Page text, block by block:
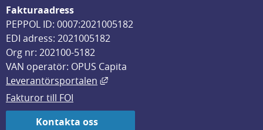
Fakturaadress
PEPPOL ID: 0007:2021005182
EDI adress: 2021005182
Org nr: 202100-5182
VAN operatör: OPUS Capita
Leverantörsportalen
Länk till annan webbplats, öppnas
Fakturor till FOI
Kontakta oss